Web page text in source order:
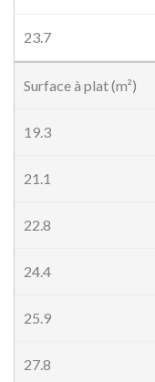
23.7
Surface à plat (m²)
19.3
21.1
22.8
24.4
25.9
27.8